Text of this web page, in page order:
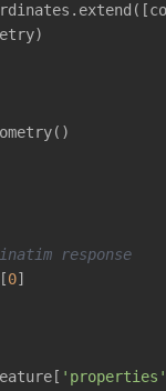
response
0]
'properties'